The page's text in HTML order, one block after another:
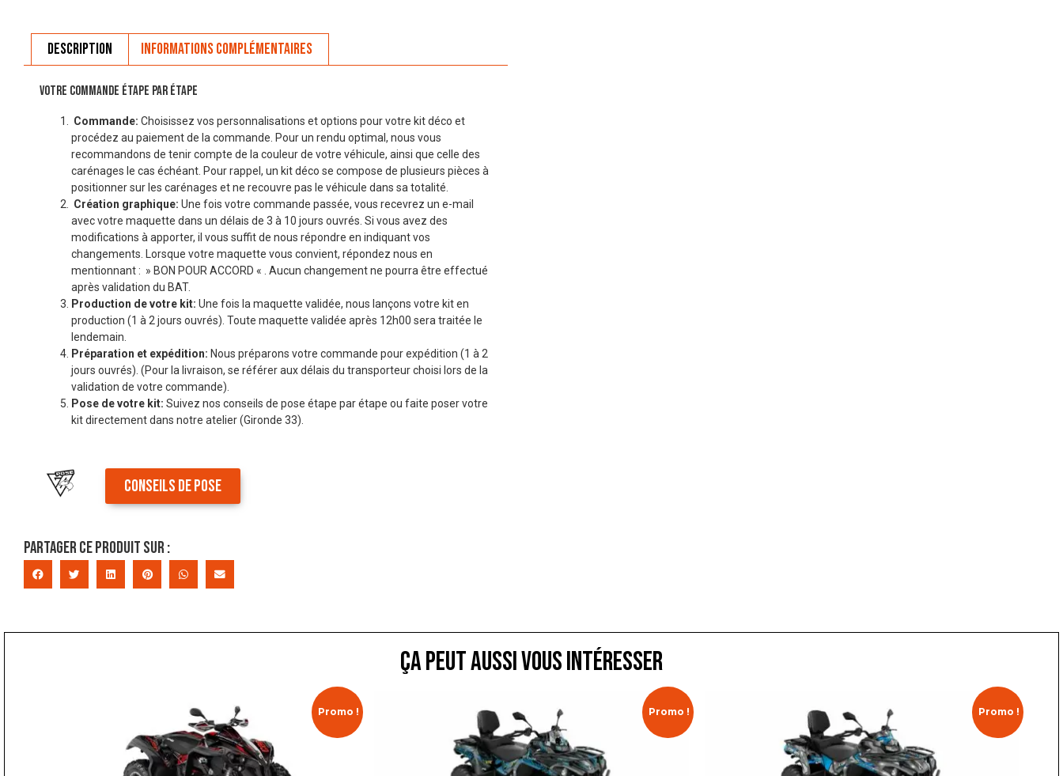
Description Informations complémentaires
VOTRE COMMANDE ÉTAPE PAR ÉTAPE
Commande: Choisissez vos personnalisations et options pour votre kit déco et
procédez au paiement de la commande. Pour un rendu optimal, nous vous
recommandons de tenir compte de la couleur de votre véhicule, ainsi que celle des
carénages le cas échéant. Pour rappel, un kit déco se compose de plusieurs pièces à
positionner sur les carénages et ne recouvre pas le véhicule dans sa totalité.
Création graphique: Une fois votre commande passée, vous recevrez un e-mail
avec votre maquette dans un délais de 3 à 10 jours ouvrés. Si vous avez des
modifications à apporter, il vous suffit de nous répondre en indiquant vos
changements. Lorsque votre maquette vous convient, répondez nous en
mentionnant : » BON POUR ACCORD « . Aucun changement ne pourra être effectué
après validation du BAT.
Production de votre kit: Une fois la maquette validée, nous lançons votre kit en
production (1 à 2 jours ouvrés). Toute maquette validée après 12h00 sera traitée le
lendemain.
Préparation et expédition: Nous préparons votre commande pour expédition (1 à 2
jours ouvrés). (Pour la livraison, se référer aux délais du transporteur choisi lors de la
validation de votre commande).
Pose de votre kit: Suivez nos conseils de pose étape par étape ou faite poser votre
kit directement dans notre atelier (Gironde 33).
CONSEILS DE POSE
Partager ce produit sur :
ça peut aussi vous intéresser
Promo ! Promo ! Promo !